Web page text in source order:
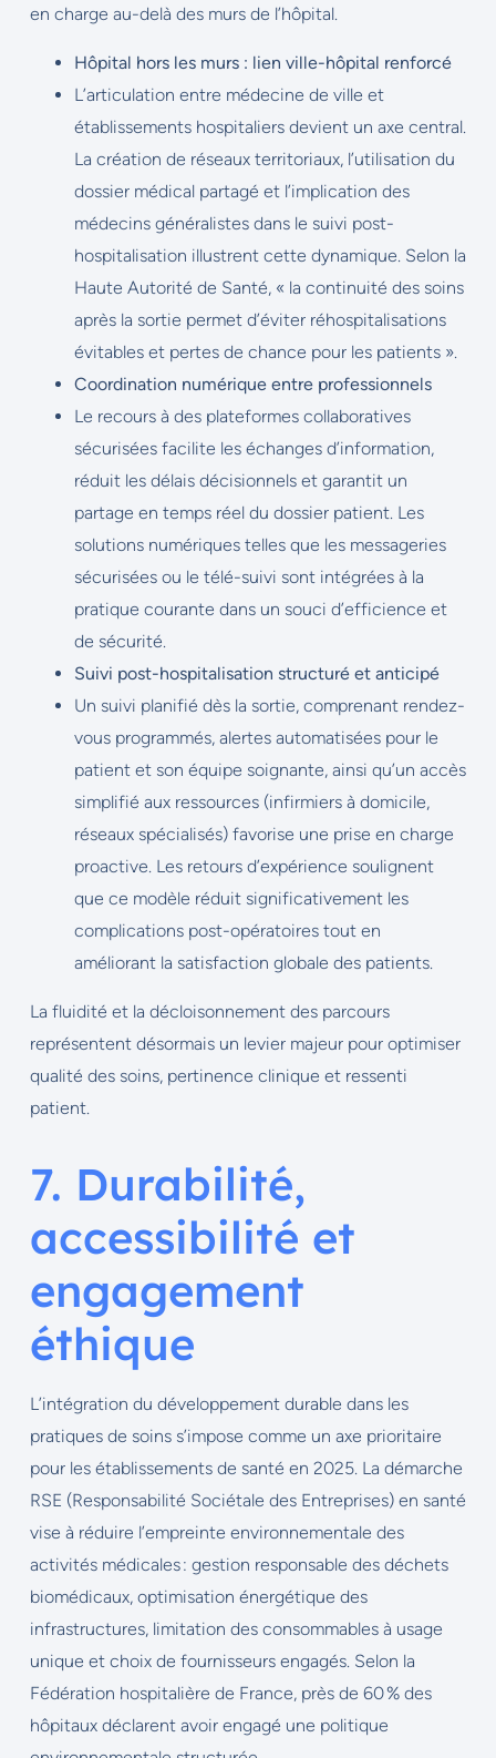
en charge au-delà des murs de l’hôpital.
Hôpital hors les murs : lien ville-hôpital renforcé
L’articulation entre médecine de ville et
établissements hospitaliers devient un axe central.
La création de réseaux territoriaux, l’utilisation du
dossier médical partagé et l’implication des
médecins généralistes dans le suivi post-
hospitalisation illustrent cette dynamique. Selon la
Haute Autorité de Santé, « la continuité des soins
après la sortie permet d’éviter réhospitalisations
évitables et pertes de chance pour les patients ».
Coordination numérique entre professionnels
Le recours à des plateformes collaboratives
sécurisées facilite les échanges d’information,
réduit les délais décisionnels et garantit un
partage en temps réel du dossier patient. Les
solutions numériques telles que les messageries
sécurisées ou le télé-suivi sont intégrées à la
pratique courante dans un souci d’efficience et
de sécurité.
Suivi post-hospitalisation structuré et anticipé
Un suivi planifié dès la sortie, comprenant rendez-
vous programmés, alertes automatisées pour le
patient et son équipe soignante, ainsi qu’un accès
simplifié aux ressources (infirmiers à domicile,
réseaux spécialisés) favorise une prise en charge
proactive. Les retours d’expérience soulignent
que ce modèle réduit significativement les
complications post-opératoires tout en
améliorant la satisfaction globale des patients.
La fluidité et la décloisonnement des parcours
représentent désormais un levier majeur pour optimiser
qualité des soins, pertinence clinique et ressenti
patient.
7. Durabilité,
accessibilité et
engagement
éthique
L’intégration du développement durable dans les
pratiques de soins s’impose comme un axe prioritaire
pour les établissements de santé en 2025. La démarche
RSE (Responsabilité Sociétale des Entreprises) en santé
vise à réduire l’empreinte environnementale des
activités médicales : gestion responsable des déchets
biomédicaux, optimisation énergétique des
infrastructures, limitation des consommables à usage
unique et choix de fournisseurs engagés. Selon la
Fédération hospitalière de France, près de 60 % des
hôpitaux déclarent avoir engagé une politique